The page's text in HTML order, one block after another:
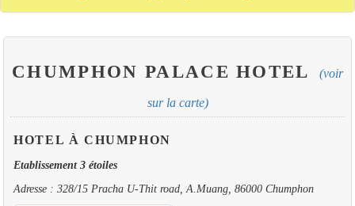
CHUMPHON PALACE HOTEL (voir
sur la carte)
HOTEL À CHUMPHON
Etablissement 3 étoiles
Adresse : 328/15 Pracha U-Thit road, A.Muang, 86000 Chumphon